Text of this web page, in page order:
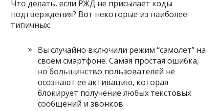
Что делать, если РЖД не присылает коды
подтверждения? Вот некоторые из наиболее
типичных:
Вы случайно включили режим “самолет” на
своем смартфоне. Самая простая ошибка,
но большинство пользователей не
осознают ее активацию, которая
блокирует получение любых текстовых
сообщений и звонков